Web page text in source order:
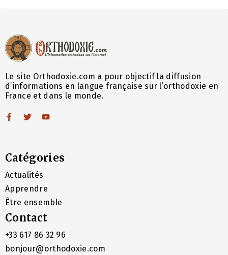
Le site Orthodoxie.com a pour objectif la diffusion
d’informations en langue française sur l’orthodoxie en
France et dans le monde.
Catégories
Actualités
Apprendre
Être ensemble
Contact
+33 617 86 32 96
bonjour@orthodoxie.com